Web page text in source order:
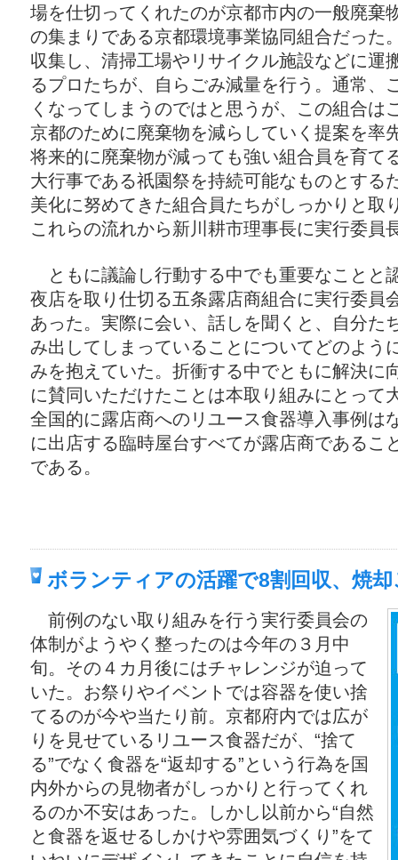
場を仕切ってくれたのが京都市内の一般廃棄
の集まりである京都環境事業協同組合だった
収集し、清掃工場やリサイクル施設などに運
るプロたちが、自らごみ減量を行う。通常、
くなってしまうのではと思うが、この組合は
京都のために廃棄物を減らしていく提案を率
将来的に廃棄物が減っても強い組合員を育て
大行事である祇園祭を持続可能なものとする
美化に努めてきた組合員たちがしっかりと取
これらの流れから新川耕市理事長に実行委員
ともに議論し行動する中でも重要なことと
夜店を取り仕切る五条露店商組合に実行委員
あった。実際に会い、話しを聞くと、自分た
み出してしまっていることについてどのよう
みを抱えていた。折衝する中でともに解決に
に賛同いただけたことは本取り組みにとって
全国的に露店商へのリユース食器導入事例は
に出店する臨時屋台すべてが露店商であるこ
である。
ボランティアの活躍で8割回収、焼
前例のない取り組みを行う実行委員会の
体制がようやく整ったのは今年の３月中
旬。その４カ月後にはチャレンジが迫って
いた。お祭りやイベントでは容器を使い捨
てるのが今や当たり前。京都府内では広が
りを見せているリユース食器だが、“捨て
る”でなく食器を“返却する”という行為を国
内外からの見物者がしっかりと行ってくれ
るのか不安はあった。しかし以前から“自然
と食器を返せるしかけや雰囲気づくり”をて